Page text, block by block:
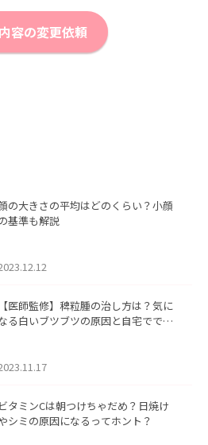
容の変更依頼
の大きさの平均はどのくらい？小顔
基準も解説
【医師監修】稗粒腫の治し方は？気に
る白いブツブツの原因と自宅ででき
ビタミンCは朝つけちゃだめ？日焼け
シミの原因になるってホント？